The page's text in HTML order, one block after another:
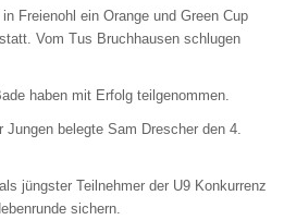
Freienohl ein Orange und Green Cup
Vom Tus Bruchhausen schlugen
haben mit Erfolg teilgenommen.
belegte Sam Drescher den 4.
jüngster Teilnehmer der U9 Konkurrenz
sichern.